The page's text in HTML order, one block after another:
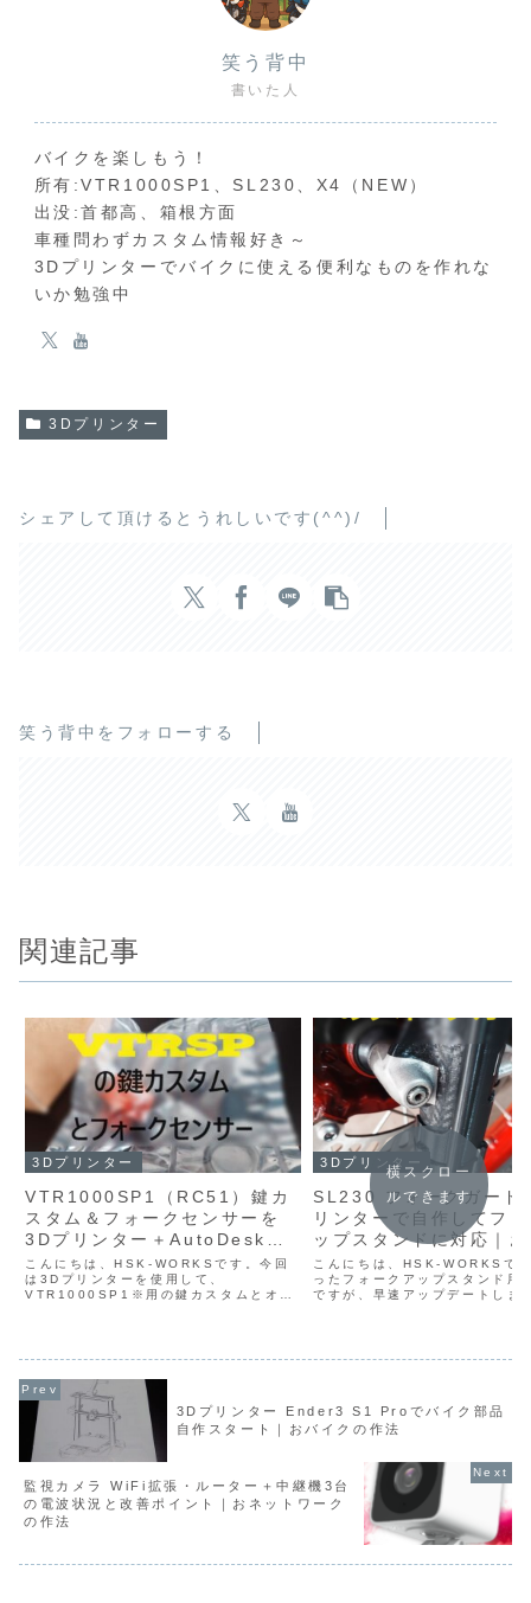
笑う背中
書いた人
バイクを楽しもう！
所有:VTR1000SP1、SL230、X4（NEW）
出没:首都高、箱根方面
車種問わずカスタム情報好き～
3Dプリンターでバイクに使える便利なものを作れな
いか勉強中
3Dプリンター
シェアして頂けるとうれしいです(^^)/
笑う背中をフォローする
関連記事
3Dプリンター
VTR1000SP1（RC51）鍵カ
スタム＆フォークセンサーを
3Dプリンター＋AutoDesk
Fusionで自作｜おバイクの作
法
こんにちは、HSK-WORKSです。今回
は3Dプリンターを使用して、
VTR1000SP1※用の鍵カスタムとオリ
3Dプリンター
SL230 フォークガード
リンターで自作してフ
ップスタンドに対応｜
の作法
こんにちは、HSK-WORKSで
ったフォークアップスタンド用
ですが、早速アップデートしま
横スクロー
ルできます
3Dプリンター Ender3 S1 Proでバイク部品
自作スタート｜おバイクの作法
監視カメラ WiFi拡張・ルーター＋中継機3台
の電波状況と改善ポイント｜おネットワーク
の作法